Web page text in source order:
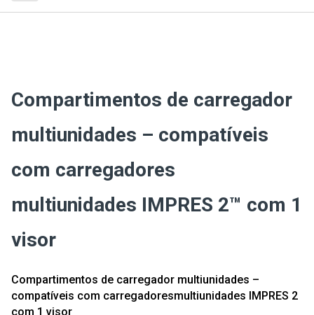
Compartimentos de carregador
multiunidades – compatíveis
com carregadores
multiunidades IMPRES 2™ com 1
visor
Compartimentos de carregador multiunidades –
compatíveis com carregadoresmultiunidades IMPRES 2
com 1 visor